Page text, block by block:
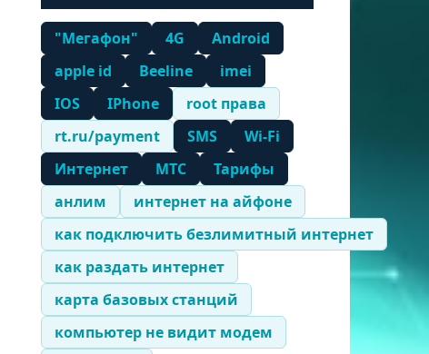
"Мегафон" 4G
Android
apple id
Beeline
imei
IOS
IPhone
root права
rt.ru/payment
SMS
Wi-Fi
Интернет
МТС
Тарифы
анлим
интернет на айфоне
как подключить безлимитный интернет
как раздать интернет
карта базовых станций
компьютер не видит модем